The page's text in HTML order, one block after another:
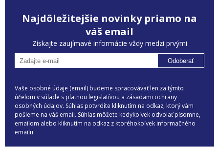
Najdôležitejšie novinky priamo na
váš email
Získajte zaujímavé informácie vždy medzi prvými
Odoberať
Vaše osobné údaje (email) budeme spracovávať len za týmto
účelom v súlade s platnou legislatívou a zásadami ochrany
osobných údajov. Súhlas potvrdíte kliknutím na odkaz, ktorý vám
pošleme na váš email. Súhlas môžete kedykoľvek odvolať písomne,
emailom alebo kliknutím na odkaz z ktoréhokoľvek informačného
emailu.